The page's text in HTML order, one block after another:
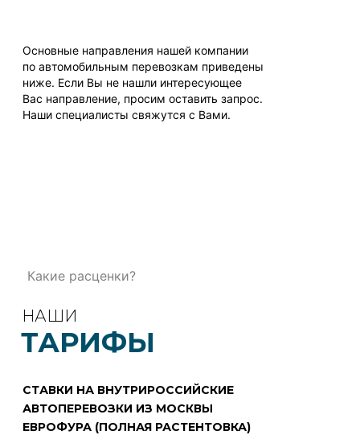
Основные направления нашей компании
по автомобильным перевозкам приведены
ниже. Если Вы не нашли интересующее
Вас направление, просим оставить запрос.
Наши специалисты свяжутся с Вами.
Какие расценки?
НАШИ
ТАРИФЫ
СТАВКИ НА ВНУТРИРОССИЙСКИЕ
АВТОПЕРЕВОЗКИ ИЗ МОСКВЫ
ЕВРОФУРА (ПОЛНАЯ РАСТЕНТОВКА)